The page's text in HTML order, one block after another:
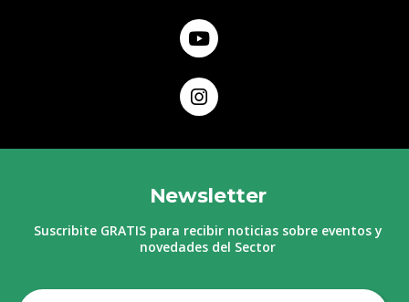
Newsletter
Suscribite GRATIS para recibir noticias sobre eventos y
novedades del Sector